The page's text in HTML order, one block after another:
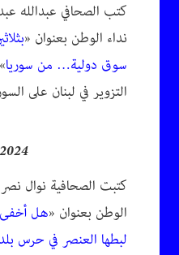
كتب الصحافي عبدالله
نداء الوطن بعنوان «
سوق دولية… من سوريا
التزوير في لبنان على
كتبت الصحافية نوال
الوطن بعنوان «هل أخفى
لبطها العنصر في حرس